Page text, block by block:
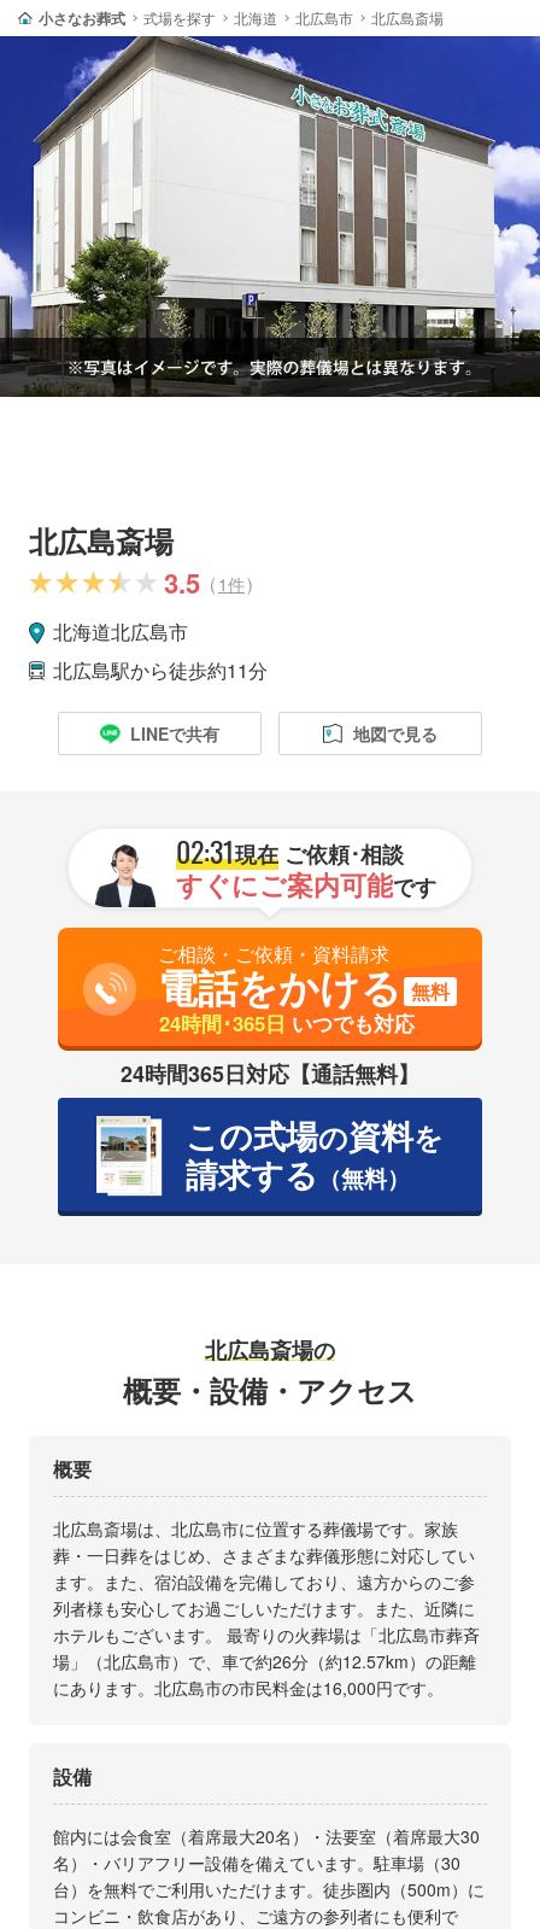
小さなお葬式 式場を探す 北海道 北広島市 北広島斎場
北広島斎場
3.5 ( 1件)
北海道北広島市
北広島駅から徒歩約11分
LINEで共有 地図で見る
02:31現在ご依頼･相談
すぐにご案内可能です
ご相談・ご依頼・資料請求
電話をかける 無料
24時間･365日 いつでも対応
24時間365日対応【通話無料】
この式場の資料を
請求する （無料）
北広島斎場の
概要・設備・アクセス
概要
北広島斎場は、北広島市に位置する葬儀場です。家族
葬・一日葬をはじめ、さまざまな葬儀形態に対応してい
ます。また、宿泊設備を完備しており、遠方からのご参
列者様も安心してお過ごしいただけます。また、近隣に
ホテルもございます。 最寄りの火葬場は「北広島市葬斉
場」（北広島市）で、車で約26分（約12.57km）の距離
にあります。北広島市の市民料金は16,000円です。
設備
館内には会食室（着席最大20名）・法要室（着席最大30
名）・バリアフリー設備を備えています。駐車場（30
台）を無料でご利用いただけます。徒歩圏内（500m）に
コンビニ・飲食店があり、ご遠方の参列者にも便利で